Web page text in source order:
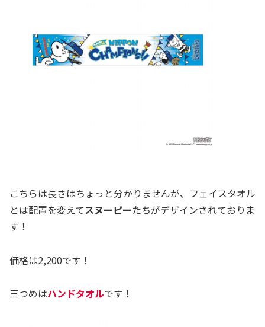
こちらは長さはちょっと分かりませんが、フェイスタオル
とは配置を変えてスヌーピーたちがデザインされておりま
す！
価格は2,200です！
三つめはハンドタオルです！